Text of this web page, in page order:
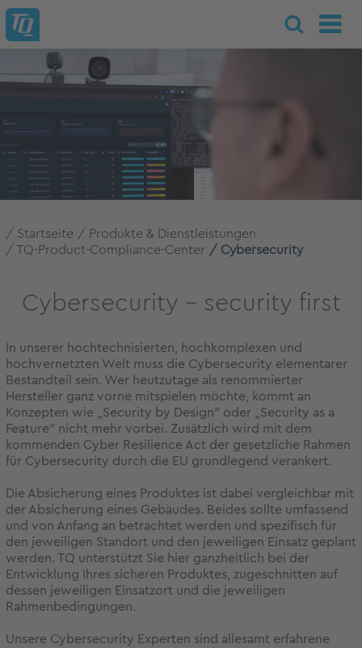
Startseite
Produkte & Dienstleistungen
TQ-Product-Compliance-Center
Cybersecurity
Cybersecurity – security first
In unserer hochtechnisierten, hochkomplexen und
hochvernetzten Welt muss die Cybersecurity elementarer
Bestandteil sein. Wer heutzutage als renommierter
Hersteller ganz vorne mitspielen möchte, kommt an
Konzepten wie „Security by Design“ oder „Security as a
Feature“ nicht mehr vorbei. Zusätzlich wird mit dem
kommenden Cyber Resilience Act der gesetzliche Rahmen
für Cybersecurity durch die EU grundlegend verankert.
Die Absicherung eines Produktes ist dabei vergleichbar mit
der Absicherung eines Gebäudes. Beides sollte umfassend
und von Anfang an betrachtet werden und spezifisch für
den jeweiligen Standort und den jeweiligen Einsatz geplant
werden. TQ unterstützt Sie hier ganzheitlich bei der
Entwicklung Ihres sicheren Produktes, zugeschnitten auf
dessen jeweiligen Einsatzort und die jeweiligen
Rahmenbedingungen.
Unsere Cybersecurity Experten sind allesamt erfahrene